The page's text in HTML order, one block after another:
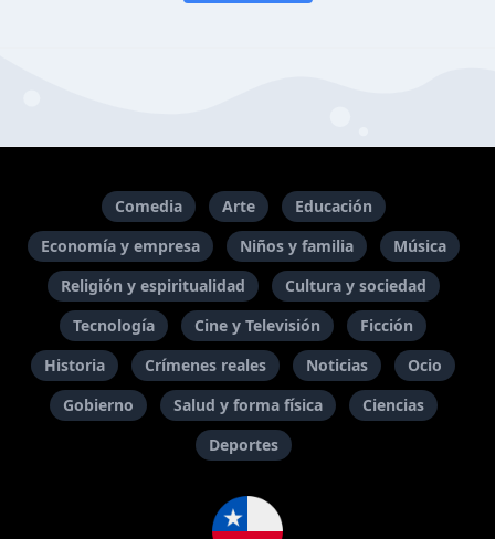
Comedia Arte
Educación
Economía y empresa
Niños y familia
Música
Religión y espiritualidad
Cultura y sociedad
Tecnología
Cine y Televisión
Ficción
Historia
Crímenes reales Noticias
Ocio
Gobierno
Salud y forma física
Ciencias
Deportes